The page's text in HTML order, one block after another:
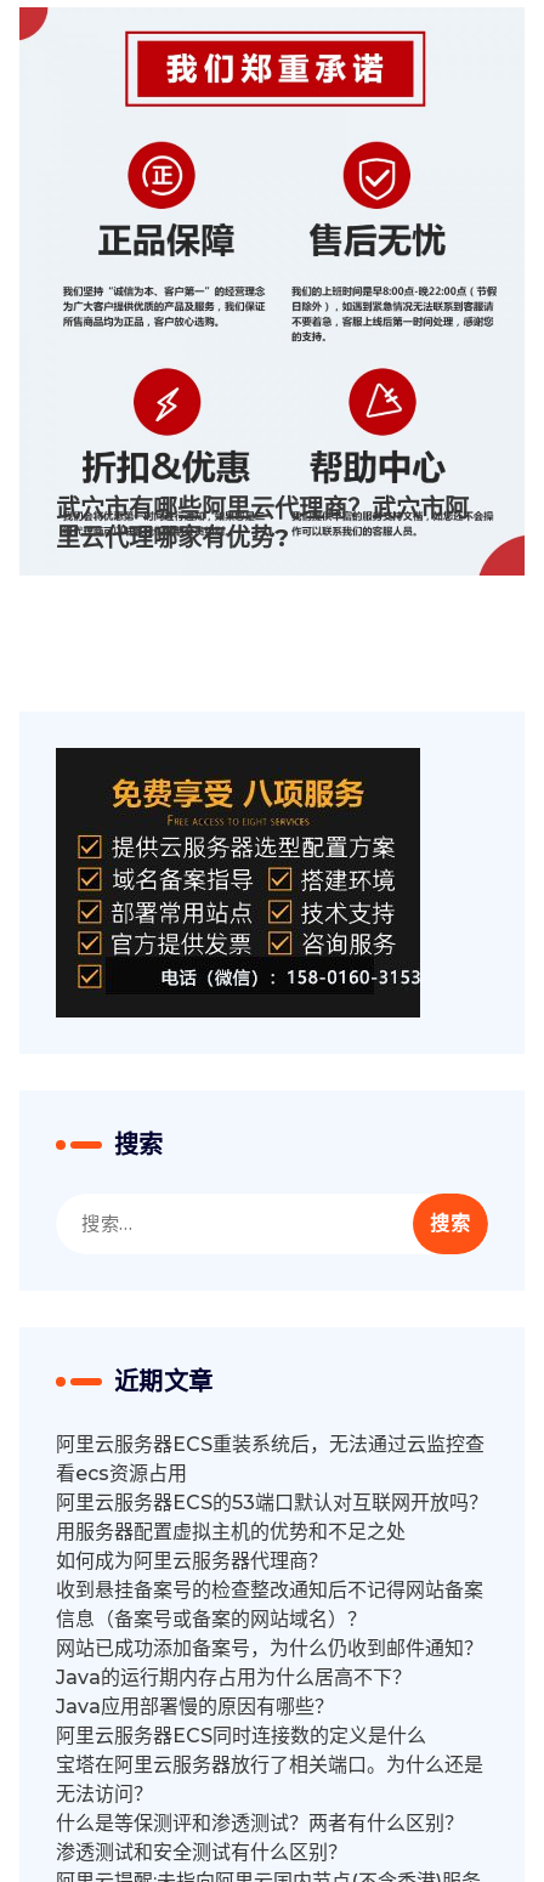
武穴市有哪些阿里云代理商？武穴市阿
里云代理哪家有优势?
搜索
索：
近期文章
阿里云服务器ECS重装系统后，无法通过云监控查
看ecs资源占用
阿里云服务器ECS的53端口默认对互联网开放吗？
用服务器配置虚拟主机的优势和不足之处
如何成为阿里云服务器代理商？
收到悬挂备案号的检查整改通知后不记得网站备案
信息（备案号或备案的网站域名）？
网站已成功添加备案号，为什么仍收到邮件通知？
Java的运行期内存占用为什么居高不下？
Java应用部署慢的原因有哪些？
阿里云服务器ECS同时连接数的定义是什么
宝塔在阿里云服务器放行了相关端口。为什么还是
无法访问？
什么是等保测评和渗透测试？两者有什么区别？
渗透测试和安全测试有什么区别？